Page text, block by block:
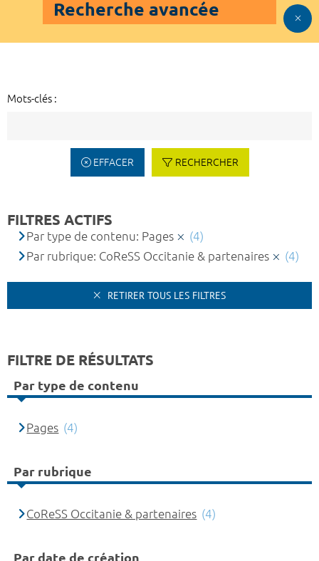
Recherche avancée
Mots-clés :
EFFACER RECHERCHER
FILTRES ACTIFS
Par type de contenu: Pages
(4)
Par rubrique: CoReSS Occitanie & partenaires
(4)
RETIRER TOUS LES FILTRES
FILTRE DE RÉSULTATS
Par type de contenu
Pages (4)
Par rubrique
CoReSS Occitanie & partenaires (4)
Par date de création